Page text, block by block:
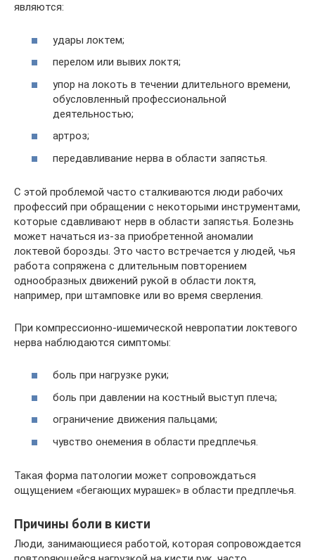
являются:
удары локтем;
перелом или вывих локтя;
упор на локоть в течении длительного времени,
обусловленный профессиональной
деятельностью;
артроз;
передавливание нерва в области запястья.
С этой проблемой часто сталкиваются люди рабочих
профессий при обращении с некоторыми инструментами,
которые сдавливают нерв в области запястья. Болезнь
может начаться из-за приобретенной аномалии
локтевой борозды. Это часто встречается у людей, чья
работа сопряжена с длительным повторением
однообразных движений рукой в области локтя,
например, при штамповке или во время сверления.
При компрессионно-ишемической невропатии локтевого
нерва наблюдаются симптомы:
боль при нагрузке руки;
боль при давлении на костный выступ плеча;
ограничение движения пальцами;
чувство онемения в области предплечья.
Такая форма патологии может сопровождаться
ощущением «бегающих мурашек» в области предплечья.
Причины боли в кисти
Люди, занимающиеся работой, которая сопровождается